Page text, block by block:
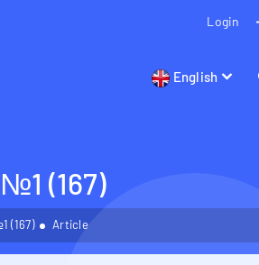
Login
English
(167)
(167) Article